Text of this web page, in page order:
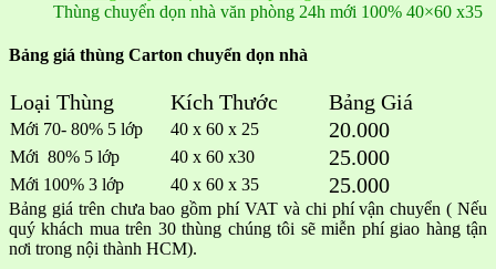
Thùng chuyển dọn nhà văn phòng 24h mới 100% 40×60 x35
Bảng giá thùng Carton chuyển dọn nhà
Loại Thùng Kích Thước Bảng Giá
Mới 70- 80% 5 lớp 40 x 60 x 25 20.000
Mới 80% 5 lớp 40 x 60 x30 25.000
Mới 100% 3 lớp 40 x 60 x 35 25.000
Bảng giá trên chưa bao gồm phí VAT và chi phí vận chuyển ( Nếu
quý khách mua trên 30 thùng chúng tôi sẽ miễn phí giao hàng tận
nơi trong nội thành HCM).